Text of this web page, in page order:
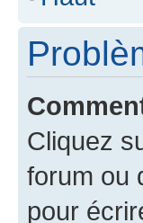
Cliquez
forum ou
pour